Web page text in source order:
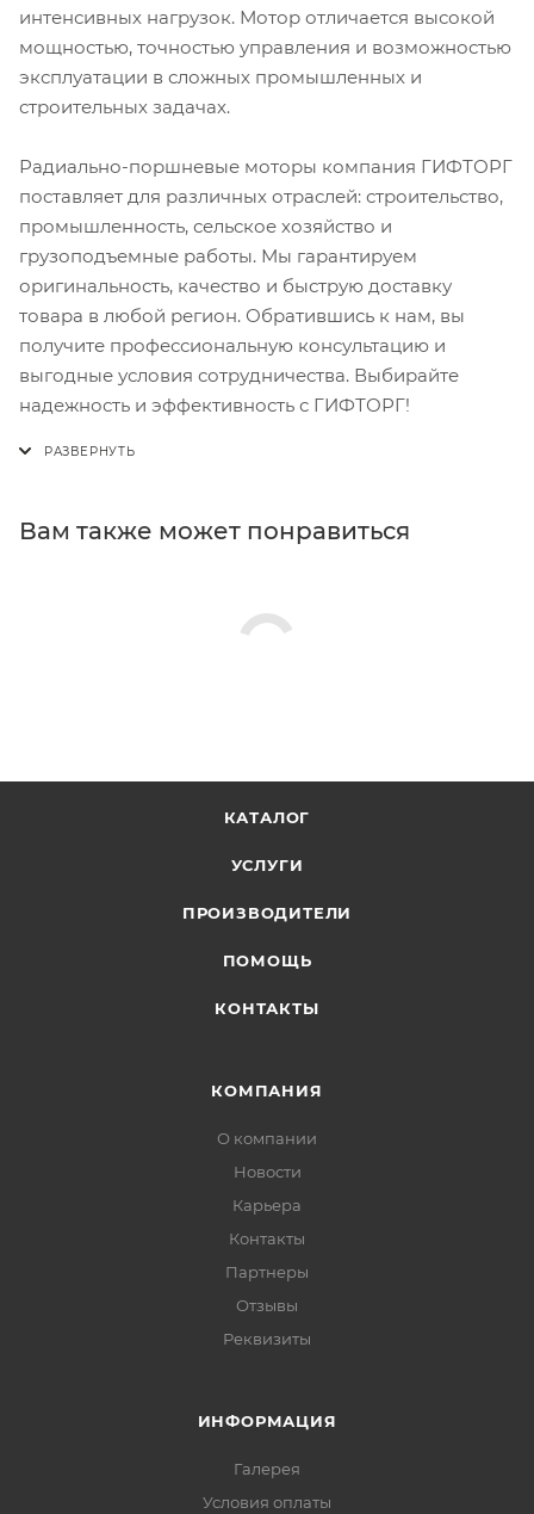
интенсивных нагрузок. Мотор отличается высокой
мощностью, точностью управления и возможностью
эксплуатации в сложных промышленных и
строительных задачах.
Радиально-поршневые моторы компания ГИФТОРГ
поставляет для различных отраслей: строительство,
промышленность, сельское хозяйство и
грузоподъемные работы. Мы гарантируем
оригинальность, качество и быструю доставку
товара в любой регион. Обратившись к нам, вы
получите профессиональную консультацию и
выгодные условия сотрудничества. Выбирайте
надежность и эффективность с ГИФТОРГ!
Вам также может понравиться
КАТАЛОГ
УСЛУГИ
ПРОИЗВОДИТЕЛИ
ПОМОЩЬ
КОНТАКТЫ
КОМПАНИЯ
О компании
Новости
Карьера
Контакты
Партнеры
Отзывы
Реквизиты
ИНФОРМАЦИЯ
Галерея
Условия оплаты